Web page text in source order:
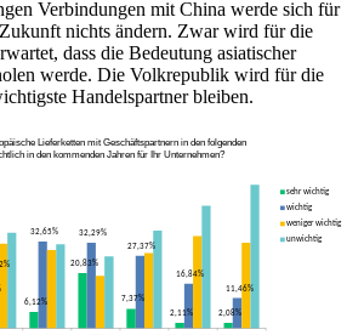
Verbindungen mit China werde sich für
nichts ändern. Zwar wird für die
dass die Bedeutung asiatischer
werde. Die Volkrepublik wird für die
Handelspartner bleiben.